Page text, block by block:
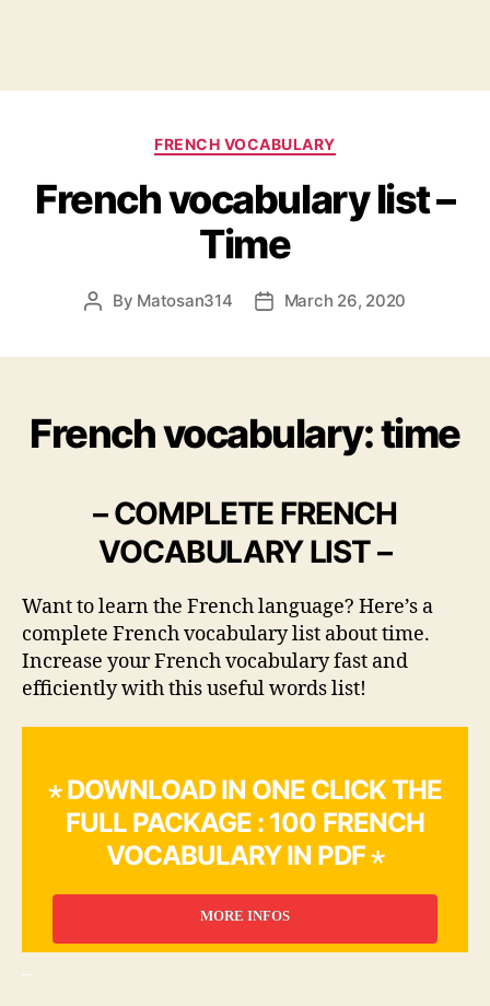
Categories
FRENCH VOCABULARY
French vocabulary list –
Time
Post
By Matosan314
PostMarch 26, 2020
French vocabulary: time
– COMPLETE FRENCH
VOCABULARY LIST –
Want to learn the French language? Here’s a
complete French vocabulary list about time.
Increase your French vocabulary fast and
efficiently with this useful words list!
⋆ DOWNLOAD IN ONE CLICK THE
FULL PACKAGE : 100 FRENCH
VOCABULARY IN PDF ⋆
MORE INFOS